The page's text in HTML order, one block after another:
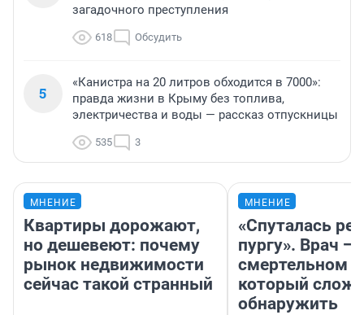
загадочного преступления
618 Обсудить
5
«Канистра на 20 литров обходится в 7000»:
правда жизни в Крыму без топлива,
электричества и воды — рассказ отпускницы
535 3
МНЕНИЕ
Квартиры дорожают,
но дешевеют: почему
рынок недвижимости
сейчас такой странный
МНЕНИЕ
«Спуталась
пургу». Врач —
смертельном
который
обнаружить